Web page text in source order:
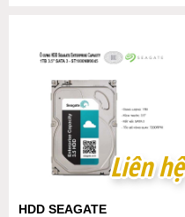
Liên hệ
Liên hệ
HDD SEAGATE